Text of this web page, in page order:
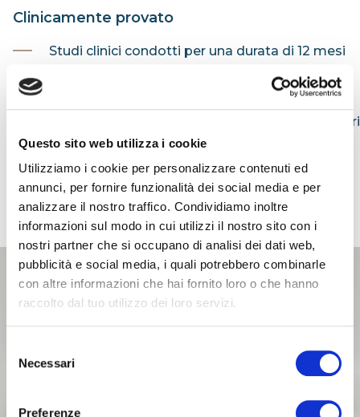
Questo sito web utilizza i cookie
Utilizziamo i cookie per personalizzare contenuti ed
annunci, per fornire funzionalità dei social media e per
analizzare il nostro traffico. Condividiamo inoltre
informazioni sul modo in cui utilizzi il nostro sito con i
nostri partner che si occupano di analisi dei dati web,
pubblicità e social media, i quali potrebbero combinarle
con altre informazioni che hai fornito loro o che hanno
raccolto dal tuo utilizzo dei loro servizi.
delNecessari
Preferenze
Clinicamente provato
Studi clinici condotti per una durata di 12 mesi
Studi svolti da una equipe di medici e ricercatori
universitari italiani.
Studi pubblicati sulla rivista scientifica The
Journal of Surgery.